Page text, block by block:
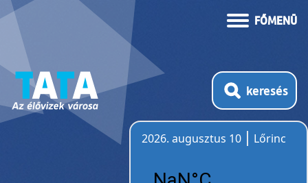
FŐMENÜ
keresés
2026. augusztus 10
Lőrinc